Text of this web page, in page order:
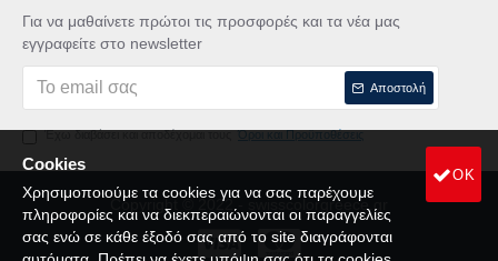
Για να μαθαίνετε πρώτοι τις προσφορές και τα νέα μας
εγγραφείτε στο newsletter
Αποστολή
Έχω διαβάσει και αποδέχομαι τους Όροι και Προϋποθέσεις
Copyright © 2022 - swisscolorgreece.gr
OK
Cookies
Χρησιμοποιούμε τα cookies για να σας παρέχουμε
πληροφορίες και να διεκπεραιώνονται οι παραγγελίες
σας ενώ σε κάθε έξοδό σας από το site διαγράφονται